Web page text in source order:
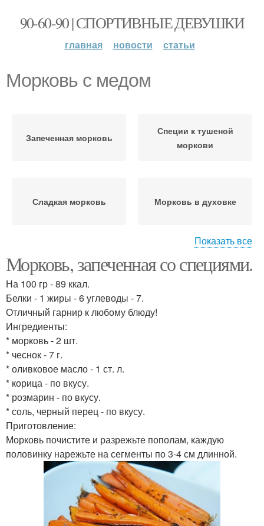
90-60-90 | СПОРТИВНЫЕ ДЕВУШКИ
главная новости статьи
Морковь с медом
Запеченная морковь
Специи к тушеной
моркови
Сладкая морковь Морковь в духовке
Морковь с сыром
моркови
Показать все
Морковь, запеченная со специями.
На 100 гр - 89 ккал.
Белки - 1 жиры - 6 углеводы - 7.
Отличный гарнир к любому блюду!
Ингредиенты:
* морковь - 2 шт.
* чеснок - 7 г.
* оливковое масло - 1 ст. л.
* корица - по вкусу.
* розмарин - по вкусу.
* соль, черный перец - по вкусу.
Приготовление:
Морковь почистите и разрежьте пополам, каждую
половинку нарежьте на сегменты по 3-4 см длинной.